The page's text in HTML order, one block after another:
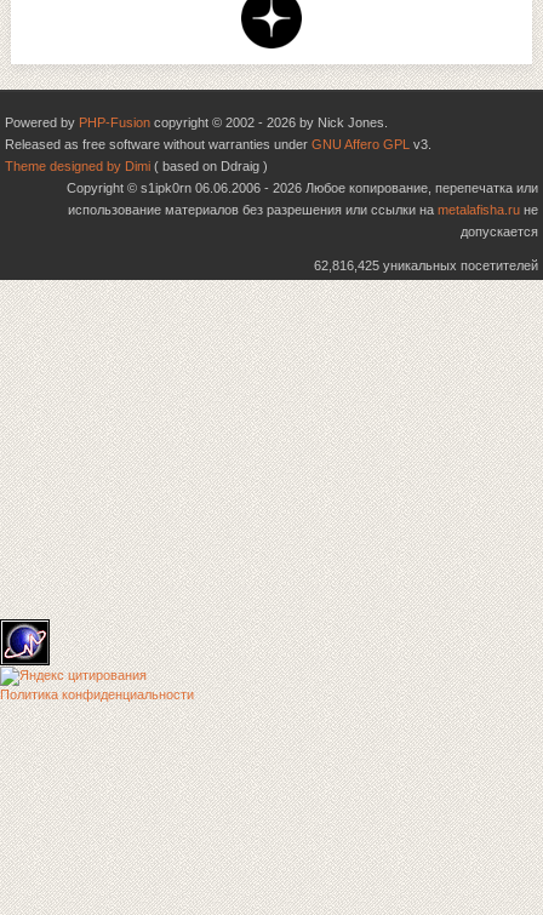
Powered by PHP-Fusion copyright © 2002 - 2026 by Nick Jones.
Released as free software without warranties under GNU Affero GPL v3.
Theme designed by Dimi ( based on Ddraig )
Copyright © s1ipk0rn 06.06.2006 - 2026 Любое копирование, перепечатка или
использование материалов без разрешения или ссылки на metalafisha.ru не
допускается
62,816,425 уникальных посетителей
Политика конфиденциальности